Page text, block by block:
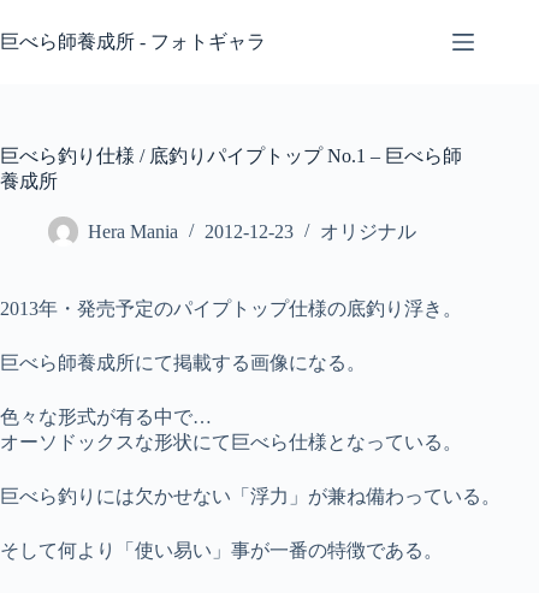
ン
ス
キ
巨べら師養成所 - フォトギャラ
巨べら釣り仕様 / 底釣りパイプトップ No.1 – 巨べら師
養成所
Hera Mania 2012-12-23 オリジナル
2013年・発売予定のパイプトップ仕様の底釣り浮き。
巨べら師養成所にて掲載する画像になる。
色々な形式が有る中で…
オーソドックスな形状にて巨べら仕様となっている。
巨べら釣りには欠かせない「浮力」が兼ね備わっている。
そして何より「使い易い」事が一番の特徴である。